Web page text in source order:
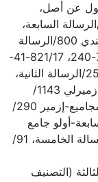
ب، 724 ه‍ منقول عن أصل،
الرسالة السادسة، 1362/الرسالة السابعة،
1344/181-197، 948 ه‍-خالد افندي 800/الرسالة
الأولى، 826/18-38 ب؛72/230-240، 821/17-41-
بغداد لى 3687-يحيى افندي 2579/الرسالة الثانية،
2415/149 ب- 160 ب، 3153-إزميرلي 1143/
الرسالة الثانية، 31 تصوف، 37 مجاميع-إزمير 290/
السابعة-أولو جامع
1672/الرسالة الثانية، 1599/الرسالة الخامسة، 91/
الرسالة الثالثة (التصنيف